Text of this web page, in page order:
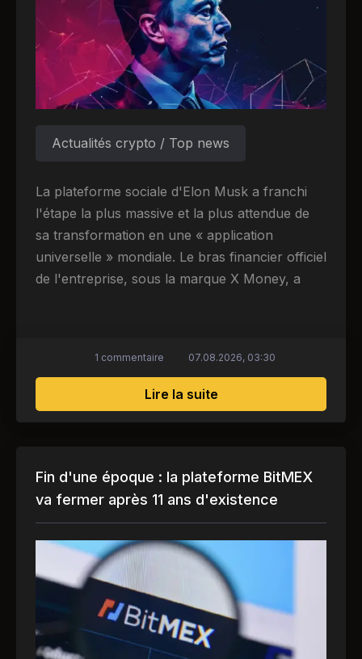
Actualités crypto / Top news
La plateforme sociale d'Elon Musk a franchi
l'étape la plus massive et la plus attendue de
sa transformation en une « application
universelle » mondiale. Le bras financier officiel
de l'entreprise, sous la marque X Money, a
Lire la suitesur La révolution
1 commentaire 07.08.2026, 03:30
Fin d'une époque : la plateforme BitMEX
va fermer après 11 ans d'existence